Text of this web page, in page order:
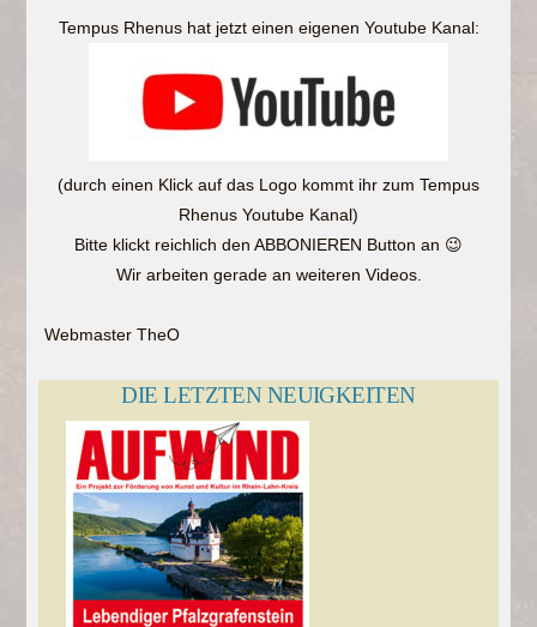
Tempus Rhenus hat jetzt einen eigenen Youtube Kanal:
(durch einen Klick auf das Logo kommt ihr zum Tempus
Rhenus Youtube Kanal)
Bitte klickt reichlich den ABBONIEREN Button an 😉
Wir arbeiten gerade an weiteren Videos.
Webmaster TheO
DIE LETZTEN NEUIGKEITEN